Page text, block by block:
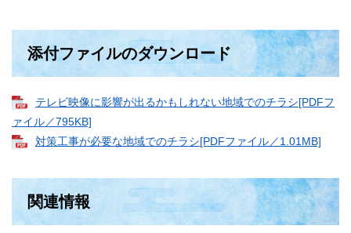
添付ファイルのダウンロード
テレビ映像に影響が出るかもしれない地域でのチラシ[PDFフ
ァイル／795KB]
対策工事が必要な地域でのチラシ[PDFファイル／1.01MB]
関連情報